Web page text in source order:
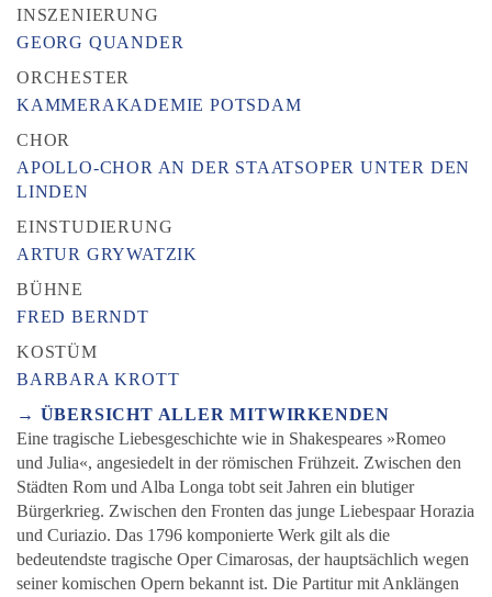
INSZENIERUNG
GEORG QUANDER
ORCHESTER
KAMMERAKADEMIE POTSDAM
CHOR
APOLLO-CHOR AN DER STAATSOPER UNTER DEN
LINDEN
EINSTUDIERUNG
ARTUR GRYWATZIK
BÜHNE
FRED BERNDT
KOSTÜM
BARBARA KROTT
→ ÜBERSICHT ALLER MITWIRKENDEN
Eine tragische Liebesgeschichte wie in Shakespeares »Romeo
und Julia«, angesiedelt in der römischen Frühzeit. Zwischen den
Städten Rom und Alba Longa tobt seit Jahren ein blutiger
Bürgerkrieg. Zwischen den Fronten das junge Liebespaar Horazia
und Curiazio. Das 1796 komponierte Werk gilt als die
bedeutendste tragische Oper Cimarosas, der hauptsächlich wegen
seiner komischen Opern bekannt ist. Die Partitur mit Anklängen